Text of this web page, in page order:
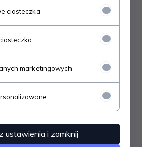
DANE TECHNICZNE:
cm
cm
cm
fi 22 cm
ciasteczka
marketingowych
ustawienia i zamknij